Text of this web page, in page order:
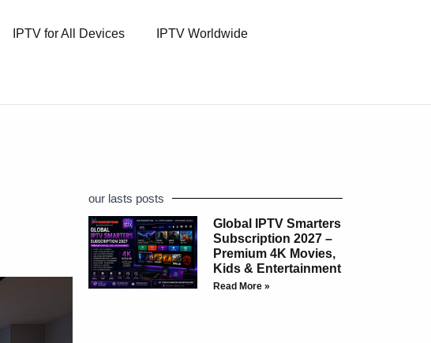
IPTV for All Devices IPTV Worldwide
our lasts posts
Global IPTV Smarters
Subscription 2027 –
Premium 4K Movies,
Kids & Entertainment
Read More »